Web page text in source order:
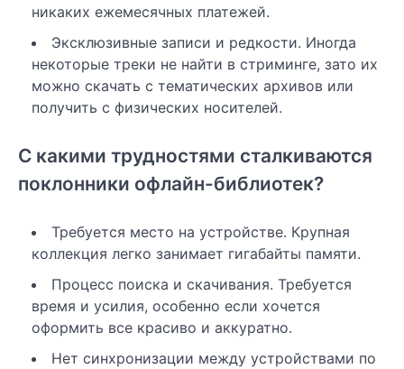
никаких ежемесячных платежей.
Эксклюзивные записи и редкости. Иногда
некоторые треки не найти в стриминге, зато их
можно скачать с тематических архивов или
получить с физических носителей.
С какими трудностями сталкиваются
поклонники офлайн-библиотек?
Требуется место на устройстве. Крупная
коллекция легко занимает гигабайты памяти.
Процесс поиска и скачивания. Требуется
время и усилия, особенно если хочется
оформить все красиво и аккуратно.
Нет синхронизации между устройствами по